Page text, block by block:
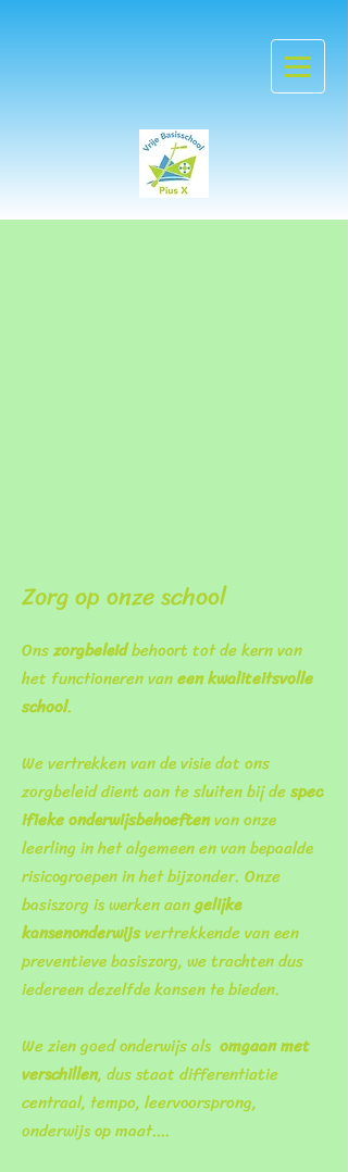
Zorg op onze school
Onszorgbeleidbehoort tot de kern van
het functioneren vaneen kwaliteitsvolle
school.
We vertrekken van de visie dat ons
zorgbeleid dient aan te sluiten bij despec
ifieke onderwijsbehoeftenvan onze
leerling in het algemeen en van bepaalde
risicogroepen in het bijzonder. Onze
basiszorg is werken aangelijke
kansenonderwijsvertrekkende van een
preventieve basiszorg, we trachten dus
iedereen dezelfde kansen te bieden.
We zien goed onderwijs als omgaan met
verschillen, dus staat differentiatie
centraal, tempo, leervoorsprong,
onderwijs op maat….